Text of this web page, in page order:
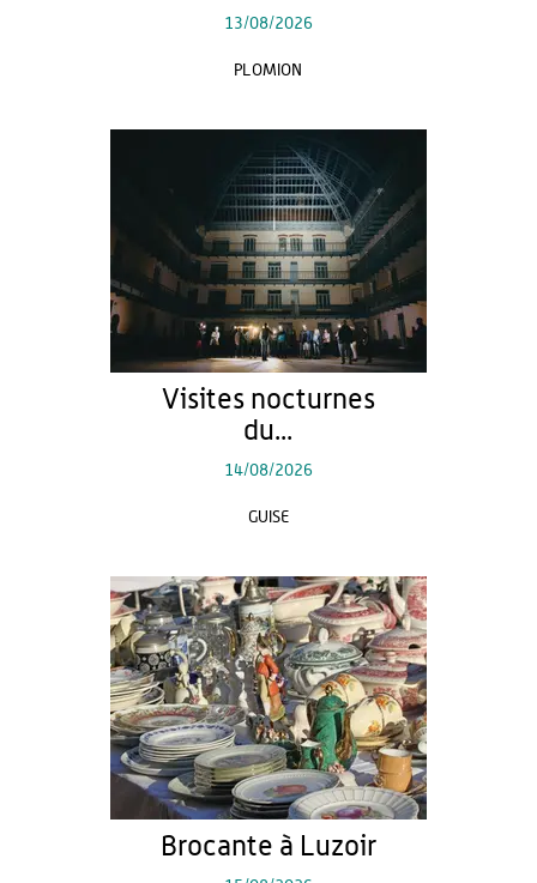
13/08/2026
PLOMION
Visites nocturnes
du...
14/08/2026
GUISE
Brocante à Luzoir